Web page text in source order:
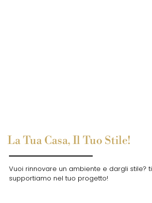
La Tua Casa, Il Tuo Stile!
Vuoi rinnovare un ambiente e dargli stile? ti
supportiamo nel tuo progetto!